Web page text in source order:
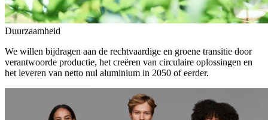
Duurzaamheid
We willen bijdragen aan de rechtvaardige en groene transitie door
verantwoorde productie, het creëren van circulaire oplossingen en
het leveren van netto nul aluminium in 2050 of eerder.